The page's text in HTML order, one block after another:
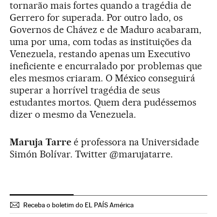
tornarão mais fortes quando a tragédia de
Gerrero for superada. Por outro lado, os
Governos de Chávez e de Maduro acabaram,
uma por uma, com todas as instituições da
Venezuela, restando apenas um Executivo
ineficiente e encurralado por problemas que
eles mesmos criaram. O México conseguirá
superar a horrível tragédia de seus
estudantes mortos. Quem dera pudéssemos
dizer o mesmo da Venezuela.
Maruja Tarreé professora na Universidade
Simón Bolívar. Twitter @marujatarre.
Receba o boletim do EL PAÍS América